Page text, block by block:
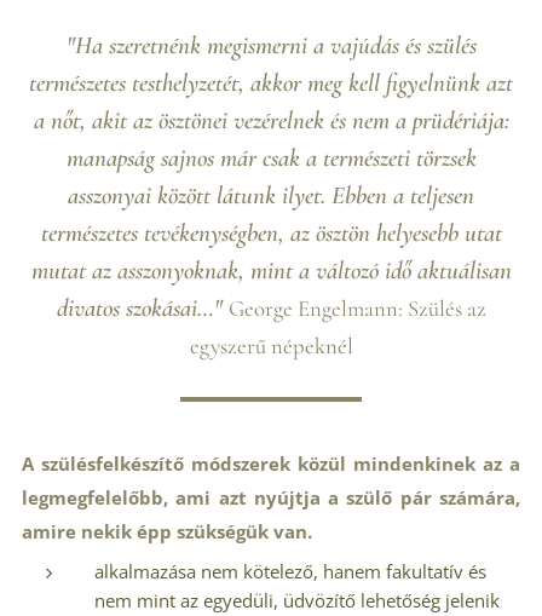
"Ha szeretnénk megismerni a vajúdás és szülés
természetes testhelyzetét, akkor meg kell figyelnünk azt
a nőt, akit az ösztönei vezérelnek és nem a prüdériája:
manapság sajnos már csak a természeti törzsek
asszonyai között látunk ilyet. Ebben a teljesen
természetes tevékenységben, az ösztön helyesebb utat
mutat az asszonyoknak, mint a változó idő aktuálisan
divatos szokásai…" George Engelmann: Szülés az
egyszerű népeknél
A szülésfelkészítő módszerek közül mindenkinek az a
legmegfelelőbb, ami azt nyújtja a szülő pár számára,
amire nekik épp szükségük van.
alkalmazása nem kötelező, hanem fakultatív és
nem mint az egyedüli, üdvözítő lehetőség jelenik